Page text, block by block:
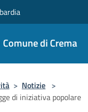
Comune di Crema
> Notizie >
di iniziativa popolare